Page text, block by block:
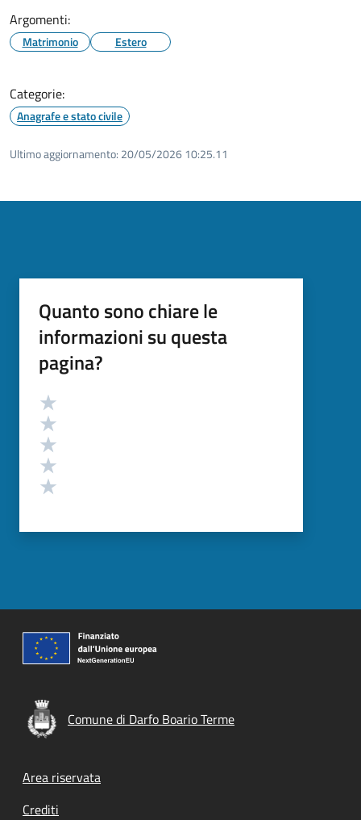
Argomenti:
Matrimonio Estero
Categorie:
Anagrafe e stato civile
Ultimo aggiornamento: 20/05/2026 10:25.11
Quanto sono chiare le
informazioni su questa
pagina?
Valutazione
Comune di Darfo Boario Terme
Footer menu
Area riservata
Crediti